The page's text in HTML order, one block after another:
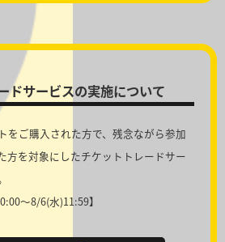
ドサービスの実施について
をご購入された方で、残念ながら参加
方を対象にしたチケットトレードサー
～8/6(水)11:59】